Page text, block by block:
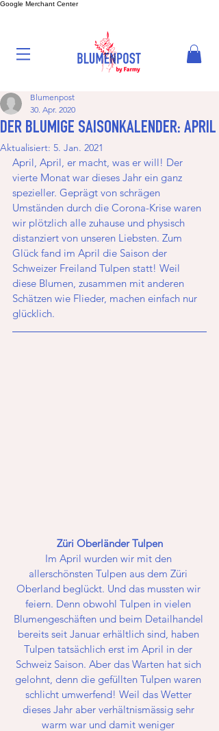
Google Merchant Center
DER BLUMIGE SAISONKALENDER: APRIL
Blumenpost
30. Apr. 2020
Aktualisiert: 5. Jan. 2021
April, April, er macht, was er will! Der
vierte Monat war dieses Jahr ein ganz
spezieller. Geprägt von schrägen
Umständen durch die Corona-Krise waren
wir plötzlich alle zuhause und physisch
distanziert von unseren Liebsten. Zum
Glück fand im April die Saison der
Schweizer Freiland Tulpen statt! Weil
diese Blumen, zusammen mit anderen
Schätzen wie Flieder, machen einfach nur
glücklich.
Züri Oberländer Tulpen
Im April wurden wir mit den
allerschönsten Tulpen aus dem Züri
Oberland beglückt. Und das mussten wir
feiern. Denn obwohl Tulpen in vielen
Blumengeschäften und beim Detailhandel
bereits seit Januar erhältlich sind, haben
Tulpen tatsächlich erst im April in der
Schweiz Saison. Aber das Warten hat sich
gelohnt, denn die gefüllten Tulpen waren
schlicht umwerfend! Weil das Wetter
dieses Jahr aber verhältnismässig sehr
warm war und damit weniger